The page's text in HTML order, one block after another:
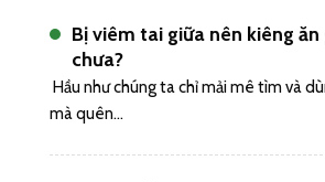
Bị viêm tai giữa nên kiêng
chưa?
Hầu như chúng ta chỉ mải mê tìm và
mà quên...